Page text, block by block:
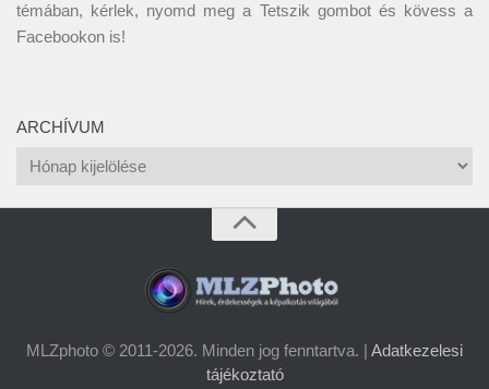
témában, kérlek, nyomd meg a Tetszik gombot és kövess a
Facebookon is!
ARCHÍVUM
Archívum
MLZphoto © 2011-2026. Minden jog fenntartva. | Adatkezelesi
tájékoztató